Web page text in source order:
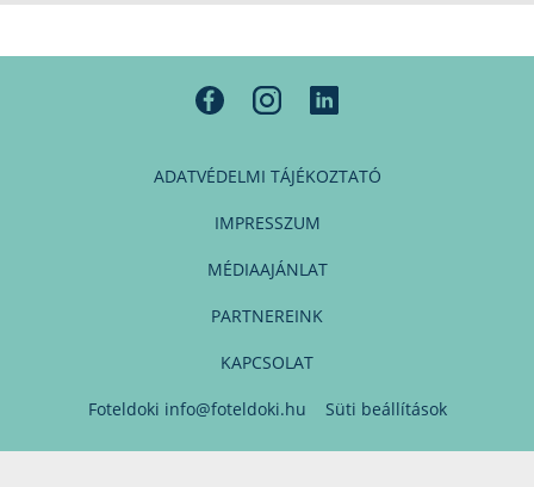
ADATVÉDELMI TÁJÉKOZTATÓ
IMPRESSZUM
MÉDIAAJÁNLAT
PARTNEREINK
KAPCSOLAT
Foteldoki info@foteldoki.hu Süti beállítások